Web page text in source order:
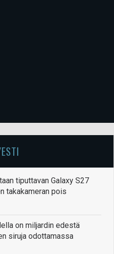
tiputtavan Galaxy S27
takakameran pois
on miljardin edestä
siruja odottamassa